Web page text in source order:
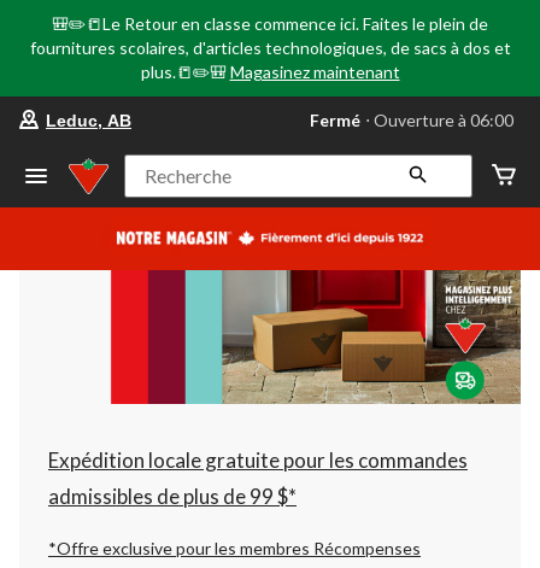
🎒✏️📒Le Retour en classe commence ici. Faites le plein de
fournitures scolaires, d'articles technologiques, de sacs à dos et
plus.📒✏️🎒 Magasinez maintenant
votre
préféré
Leduc,
AB,
courament
Ouverture
à
06:00
cliquer
pour
changer
Leduc, AB Fermé ⋅ Ouverture à 06:00
Recherche
Expédition locale gratuite pour les commandes
admissibles de plus de 99 $*
*Offre exclusive pour les membres Récompenses